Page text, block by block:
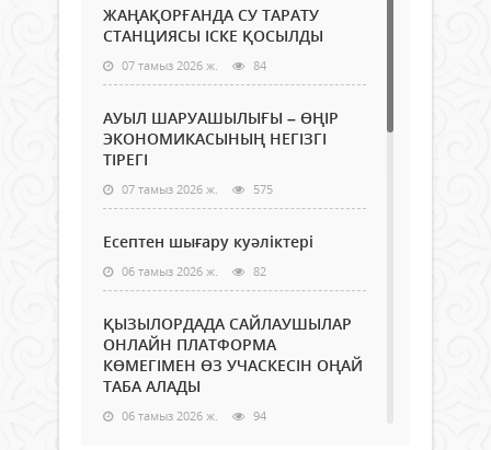
ЖАҢАҚОРҒАНДА СУ ТАРАТУ
СТАНЦИЯСЫ ІСКЕ ҚОСЫЛДЫ
07 тамыз 2026 ж. 84
АУЫЛ ШАРУАШЫЛЫҒЫ – ӨҢІР
ЭКОНОМИКАСЫНЫҢ НЕГІЗГІ
ТІРЕГІ
07 тамыз 2026 ж. 575
Есептен шығару куәліктері
06 тамыз 2026 ж. 82
ҚЫЗЫЛОРДАДА САЙЛАУШЫЛАР
ОНЛАЙН ПЛАТФОРМА
КӨМЕГІМЕН ӨЗ УЧАСКЕСІН ОҢАЙ
ТАБА АЛАДЫ
06 тамыз 2026 ж. 94